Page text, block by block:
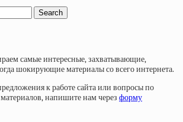
самые интересные, захватывающие,
шокирующие материалы со всего интернета.
к работе сайта или вопросы по
напишите нам через форму